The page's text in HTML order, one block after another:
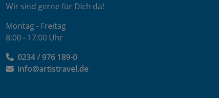
Wir sind gerne für Dich da!
Montag - Freitag
8:00 - 17:00 Uhr
0234 / 976 189-0
info@artistravel.de